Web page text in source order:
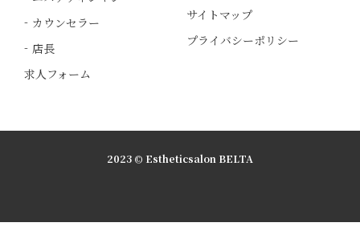
カウンセラー
店長
求人フォーム
サイトマップ
プライバシーポリシー
2023 © Estheticsalon BELTA